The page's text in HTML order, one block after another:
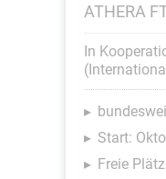
ATHERA
In
Start:
Freie